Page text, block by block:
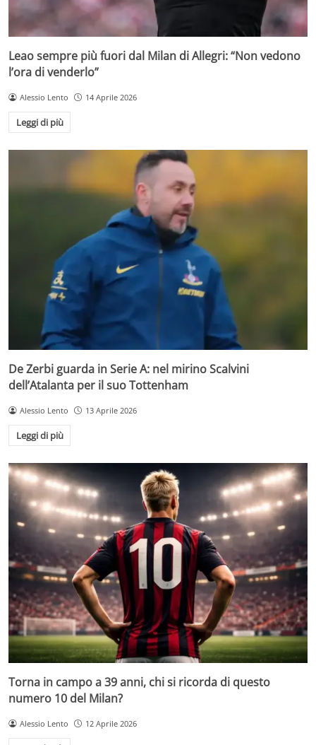
Leao sempre più fuori dal Milan di Allegri: “Non vedono
l’ora di venderlo”
Alessio Lento 14 Aprile 2026
Leggi di più
De Zerbi guarda in Serie A: nel mirino Scalvini
dell’Atalanta per il suo Tottenham
Alessio Lento 13 Aprile 2026
Leggi di più
Torna in campo a 39 anni, chi si ricorda di questo
numero 10 del Milan?
Alessio Lento 12 Aprile 2026